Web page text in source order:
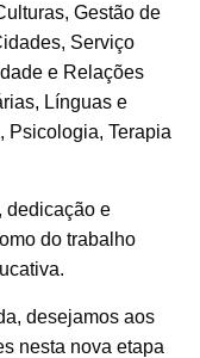
Gestão de
Serviço
e Relações
Línguas e
Psicologia, Terapia
dedicação e
do trabalho
desejamos aos
nesta nova etapa